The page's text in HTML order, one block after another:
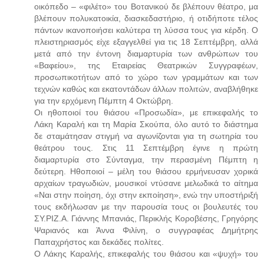
οικόπεδο – «φιλέτο» του Βοτανικού δε βλέπουν θέατρο, μα
βλέπουν πολυκατοικία, διασκεδαστήριο, ή οτιδήποτε τέλος
πάντων ικανοποιήσει καλύτερα τη λύσσα τους για κέρδη. Ο
πλειστηριασμός είχε εξαγγελθεί για τις 18 Σεπτέμβρη, αλλά
μετά από την έντονη διαμαρτυρία των ανθρώπων του
«Βαφείου», της Εταιρείας Θεατρικών Συγγραφέων,
προσωπικοτήτων από το χώρο των γραμμάτων και των
τεχνών καθώς και εκατοντάδων άλλων πολιτών, αναβλήθηκε
για την ερχόμενη Πέμπτη 4 Οκτώβρη.
Οι ηθοποιοί του θιάσου «Προσωδία», με επικεφαλής το
Λάκη Καραλή και τη Μαρία Σκούπα, όλο αυτό το διάστημα
δε σταμάτησαν στιγμή να αγωνίζονται για τη σωτηρία του
θεάτρου τους. Στις 11 Σεπτέμβρη έγινε η πρώτη
διαμαρτυρία στο Σύνταγμα, την περασμένη Πέμπτη η
δεύτερη. Ηθοποιοί – μέλη του θιάσου ερμήνευσαν χορικά
αρχαίων τραγωδιών, μουσικοί ντύσανε μελωδικά το αίτημα
«Ναι στην ποίηση, όχι στην εκποίηση», ενώ την υποστήριξή
τους εκδήλωσαν με την παρουσία τους οι βουλευτές του
ΣΥ.ΡΙΖ.Α. Γιάννης Μπανιάς, Περικλής Κοροβέσης, Γρηγόρης
Ψαριανός και Άννα Φιλίνη, ο συγγραφέας Δημήτρης
Παπαχρήστος και δεκάδες πολίτες.
Ο Λάκης Καραλής, επικεφαλής του θιάσου και «ψυχή» του